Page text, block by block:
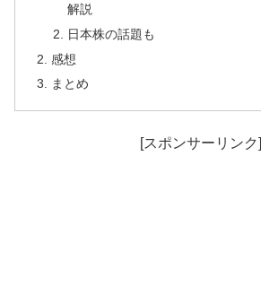
解説
日本株の話題も
感想
まとめ
[スポンサーリンク]